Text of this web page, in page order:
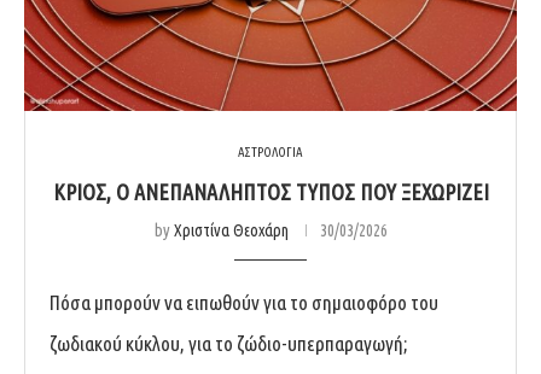
ΑΣΤΡΟΛΟΓΙΑ
ΚΡΙΌΣ, Ο ΑΝΕΠΑΝΆΛΗΠΤΟΣ ΤΎΠΟΣ ΠΟΥ ΞΕΧΩΡΊΖΕΙ
byΧριστίνα Θεοχάρη 30/03/2026
Πόσα μπορούν να ειπωθούν για το σημαιοφόρο του
ζωδιακού κύκλου, για το ζώδιο-υπερπαραγωγή;